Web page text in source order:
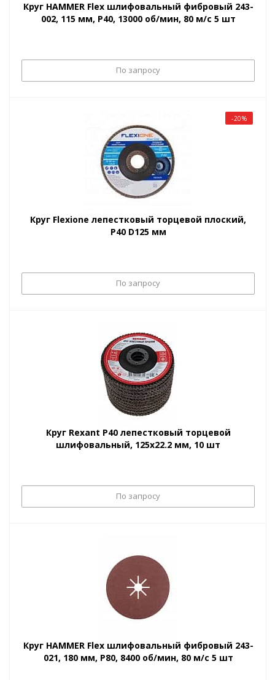
Круг HAMMER Flex шлифовальный фибровый 243-
002, 115 мм, P40, 13000 об/мин, 80 м/с 5 шт
По запросу
-20%
Круг Flexione лепестковый торцевой плоский,
P40 D125 мм
По запросу
Круг Rexant Р40 лепестковый торцевой
шлифовальный, 125х22.2 мм, 10 шт
По запросу
Круг HAMMER Flex шлифовальный фибровый 243-
021, 180 мм, P80, 8400 об/мин, 80 м/с 5 шт